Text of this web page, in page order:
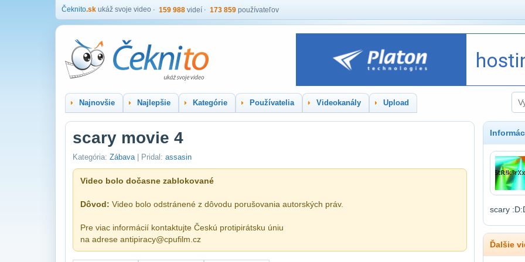
Čeknito.sk ukáž svoje video 159 988 videí 173 859 používateľov
Najnovšie Najlepšie Kategórie Používatelia Videokanály Upload
scary movie 4
Kategória: Zábava| Pridal: assasin
Video bolo dočasne zablokované
Dôvod: Video bolo odstránené z dôvodu porušovania autorských práv.
Pre viac informácií kontaktujte Českú protipirátsku úniu
na adrese antipiracy@cpufilm.cz
scary
Ďalšie